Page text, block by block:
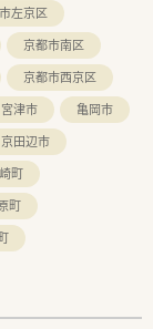
左京区
京都市南区
京都市西京区
宮津市
亀岡市
京田辺市
町
町